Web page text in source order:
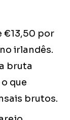
€13,50 por
irlandês.
bruta
que
brutos.